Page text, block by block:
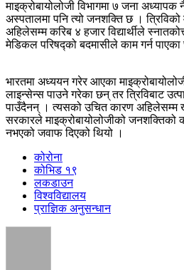
माइक्रोबायोलोजी विभागमा ७ जना
अस्पतालमा पनि त्यो जनशक्ति छ । त्रिविको
अहिलेसम्म करिब ४ हजार विद्यार्थीले
मेडिकल परिषद्को बदमासीले काम गर्न
भारतमा अध्ययन गरेर आएका
लाइन्सेन्स पाउने गरेका छन् तर त्रिविबाट
पाउँदैनन् । त्यसको उचित कारण अहिलेसम्म
सरकारले माइक्रोबायोलोजीको जनशक्तिको
नभएको जवाफ दिएको थियो ।
कोरोना
कोभिड १९
लकडाउन
विश्वविद्यालय
प्राज्ञिक अनुसन्धान